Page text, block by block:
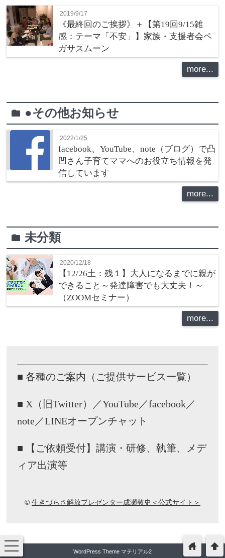
2019/9/17
《最終回のご挨拶》＋【第19回9/15雑
感：テーマ「不安」】家族・支援者会ペ
ガサスムーン
more...
folder ●その他お知らせ
2022/1/25
facebook、YouTube、note（ブログ）で凸
凹さん子育てママへのお役立ち情報を発
信しています
more...
folder未分類
2020/12/18
【12/26土：残１】大人になるまでに親が
できること～発達障害でも大丈夫！～
（ZOOMセミナー）
more...
■ 各種のご案内（ご提供サービス一覧）
■ X（旧Twitter）／YouTube／facebook／
note／LINEオープンチャット
■ 【ご依頼受付】講演・研修、執筆、メデ
ィア出演等
© 生きづらさ解放プレゼンター成瀬敦史＜公式サイト＞
WordPress Theme マテリアル2
toggle
navigation
arrowup
home